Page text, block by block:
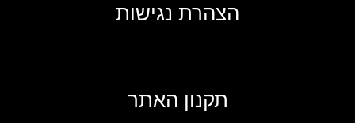
הצהרת נגישות
תקנון האתר